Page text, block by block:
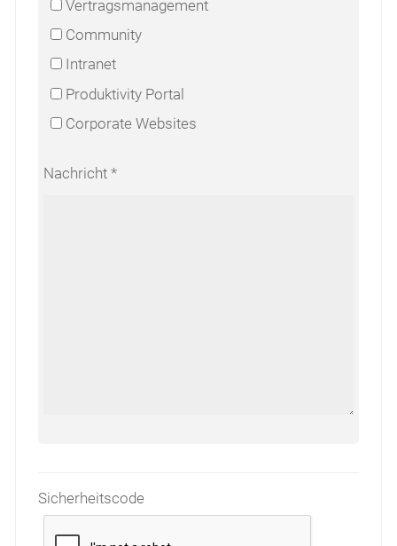
Vertragsmanagement
Community
Intranet
Produktivity Portal
Corporate Websites
Nachricht
Sicherheitscode